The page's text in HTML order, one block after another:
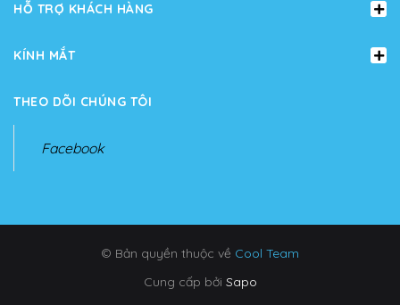
HỖ TRỢ KHÁCH HÀNG
KÍNH MẮT
THEO DÕI CHÚNG TÔI
Facebook
© Bản quyền thuộc về Cool Team
Cung cấp bởi Sapo